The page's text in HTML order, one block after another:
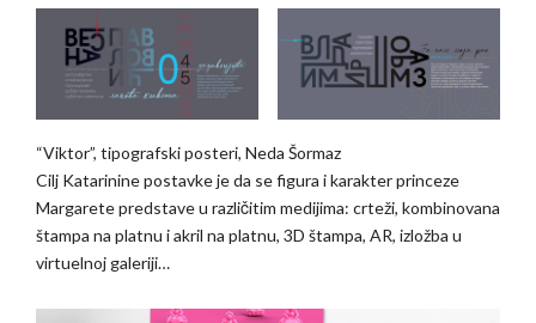
“Viktor”, tipografski posteri, Neda Šormaz
Cilj Katarinine postavke je da se figura i karakter princeze
Margarete predstave u različitim medijima: crteži, kombinovana
štampa na platnu i akril na platnu, 3D štampa, AR, izložba u
virtuelnoj galeriji…